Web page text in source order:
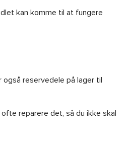
kan komme til at fungere
reservedele på lager til
reparere det, så du ikke skal